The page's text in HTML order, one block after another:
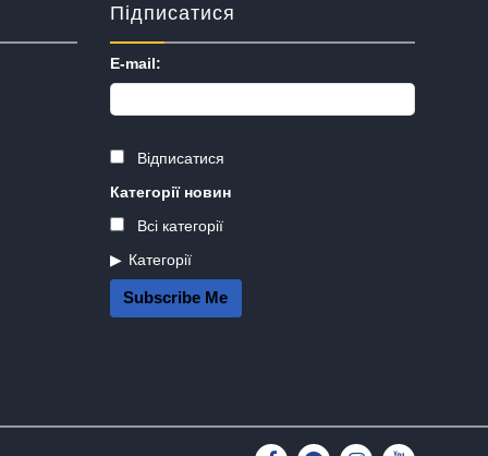
Підписатися
E-mail:
Відписатися
Категорії новин
Всі категорії
Категорії
Subscribe Me